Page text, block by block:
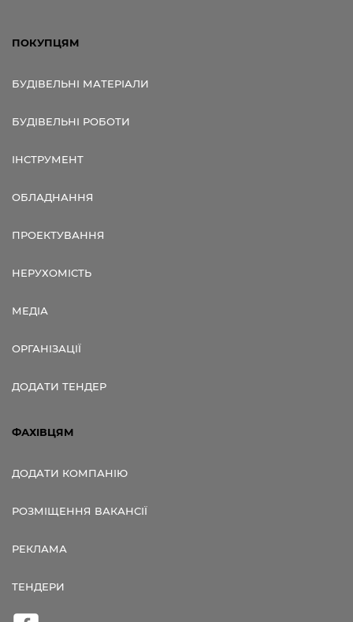
ПОКУПЦЯМ
БУДІВЕЛЬНІ МАТЕРІАЛИ
БУДІВЕЛЬНІ РОБОТИ
ІНСТРУМЕНТ
ОБЛАДНАННЯ
ПРОЕКТУВАННЯ
НЕРУХОМІСТЬ
МЕДІА
ОРГАНІЗАЦІЇ
ДОДАТИ ТЕНДЕР
ФАХІВЦЯМ
ДОДАТИ КОМПАНІЮ
РОЗМІЩЕННЯ ВАКАНСІЇ
РЕКЛАМА
ТЕНДЕРИ